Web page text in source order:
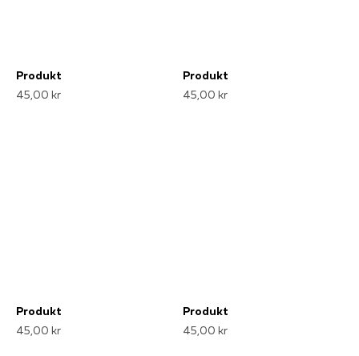
Produkt
45,00 kr
Produkt
45,00 kr
Produkt
45,00 kr
Produkt
45,00 kr